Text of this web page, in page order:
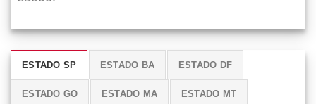
ESTADO SP ESTADO BA ESTADO DF
ESTADO GO ESTADO MA ESTADO MT